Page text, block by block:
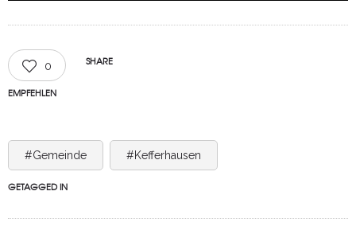
0
EMPFEHLEN
SHARE
#Gemeinde #Kefferhausen
GETAGGED IN